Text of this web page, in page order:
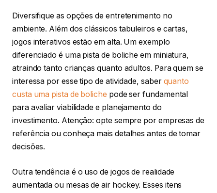
Diversifique as opções de entretenimento no
ambiente. Além dos clássicos tabuleiros e cartas,
jogos interativos estão em alta. Um exemplo
diferenciado é uma pista de boliche em miniatura,
atraindo tanto crianças quanto adultos. Para quem se
interessa por esse tipo de atividade, saber quanto
custa uma pista de boliche pode ser fundamental
para avaliar viabilidade e planejamento do
investimento. Atenção: opte sempre por empresas de
referência ou conheça mais detalhes antes de tomar
decisões.
Outra tendência é o uso de jogos de realidade
aumentada ou mesas de air hockey. Esses itens